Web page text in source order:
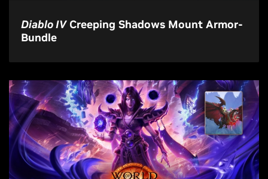
Diablo IVCreeping Shadows Mount Armor-
Bundle